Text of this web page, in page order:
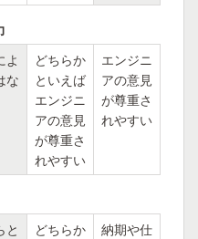
よ
な
どちらか
といえば
エンジニ
アの意見
が尊重さ
れやすい
エンジニ
アの意見
が尊重さ
れやすい
と
どちらか
納期や仕